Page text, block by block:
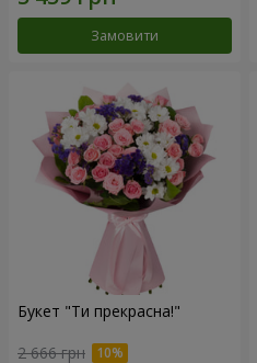
Замовити
Букет "Ти прекрасна!"
2 666 грн